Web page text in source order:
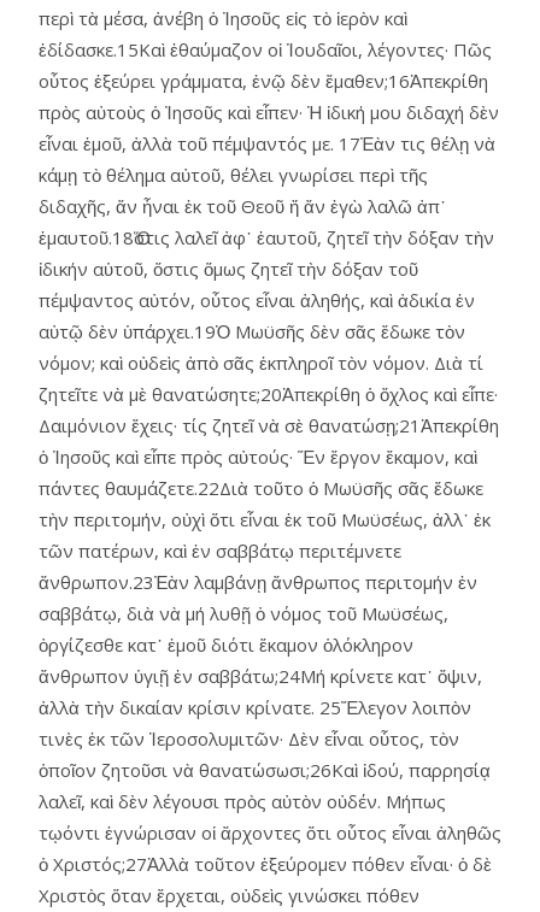
περὶ τὰ μέσα, ἀνέβη ὁ Ἰησοῦς εἰς τὸ ἱερὸν καὶ
ἐδίδασκε.15Καὶ ἐθαύμαζον οἱ Ἰουδαῖοι, λέγοντες· Πῶς
οὗτος ἐξεύρει γράμματα, ἐνῷ δὲν ἔμαθεν;16Ἀπεκρίθη
πρὸς αὐτοὺς ὁ Ἰησοῦς καὶ εἶπεν· Ἡ ἰδική μου διδαχή δὲν
εἶναι ἐμοῦ, ἀλλὰ τοῦ πέμψαντός με. 17Ἐὰν τις θέλῃ νὰ
κάμῃ τὸ θέλημα αὐτοῦ, θέλει γνωρίσει περὶ τῆς
διδαχῆς, ἄν ἦναι ἐκ τοῦ Θεοῦ ἤ ἄν ἐγὼ λαλῶ ἀπ᾿
ἐμαυτοῦ.18Ὅστις λαλεῖ ἀφ᾿ ἑαυτοῦ, ζητεῖ τὴν δόξαν τὴν
ἰδικήν αὑτοῦ, ὅστις ὅμως ζητεῖ τὴν δόξαν τοῦ
πέμψαντος αὐτόν, οὗτος εἶναι ἀληθής, καὶ ἀδικία ἐν
αὐτῷ δὲν ὑπάρχει.19Ὁ Μωϋσῆς δὲν σᾶς ἔδωκε τὸν
νόμον; καὶ οὐδεὶς ἀπὸ σᾶς ἐκπληροῖ τὸν νόμον. Διὰ τί
ζητεῖτε νὰ μὲ θανατώσητε;20Ἀπεκρίθη ὁ ὄχλος καὶ εἶπε·
Δαιμόνιον ἔχεις· τίς ζητεῖ νὰ σὲ θανατώσῃ;21Ἀπεκρίθη
ὁ Ἰησοῦς καὶ εἶπε πρὸς αὐτούς· Ἕν ἔργον ἔκαμον, καὶ
πάντες θαυμάζετε.22Διὰ τοῦτο ὁ Μωϋσῆς σᾶς ἔδωκε
τὴν περιτομήν, οὐχὶ ὅτι εἶναι ἐκ τοῦ Μωϋσέως, ἀλλ᾿ ἐκ
τῶν πατέρων, καὶ ἐν σαββάτῳ περιτέμνετε
ἄνθρωπον.23Ἐὰν λαμβάνῃ ἄνθρωπος περιτομήν ἐν
σαββάτῳ, διὰ νὰ μή λυθῇ ὁ νόμος τοῦ Μωϋσέως,
ὀργίζεσθε κατ᾿ ἐμοῦ διότι ἔκαμον ὁλόκληρον
ἄνθρωπον ὑγιῇ ἐν σαββάτω;24Μή κρίνετε κατ᾿ ὄψιν,
ἀλλὰ τὴν δικαίαν κρίσιν κρίνατε. 25Ἔλεγον λοιπὸν
τινὲς ἐκ τῶν Ἱεροσολυμιτῶν· Δὲν εἶναι οὗτος, τὸν
ὁποῖον ζητοῦσι νὰ θανατώσωσι;26Καὶ ἰδού, παρρησίᾳ
λαλεῖ, καὶ δὲν λέγουσι πρὸς αὐτὸν οὐδέν. Μήπως
τῳόντι ἐγνώρισαν οἱ ἄρχοντες ὅτι οὗτος εἶναι ἀληθῶς
ὁ Χριστός;27Ἀλλὰ τοῦτον ἐξεύρομεν πόθεν εἶναι· ὁ δὲ
Χριστὸς ὅταν ἔρχεται, οὐδεὶς γινώσκει πόθεν